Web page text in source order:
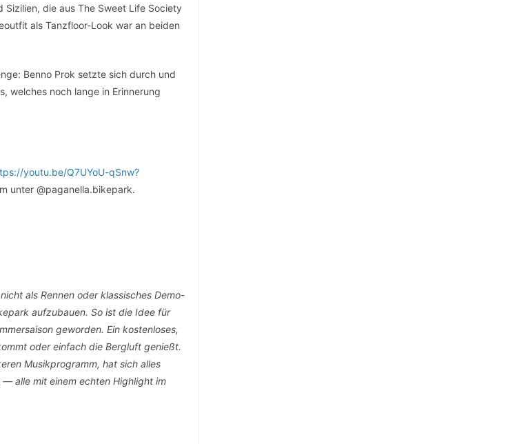
die aus The Sweet Life Society
als Tanzfloor-Look war an beiden
Benno Prok setzte sich durch und
welches noch lange in Erinnerung
youtu.be/Q7UYoU-qSnw?
unter @paganella.bikepark.
als Rennen oder klassisches Demo-
aufzubauen. So ist die Idee für
geworden. Ein kostenloses,
oder einfach die Bergluft genießt.
Musikprogramm, hat sich alles
— alle mit einem echten Highlight im